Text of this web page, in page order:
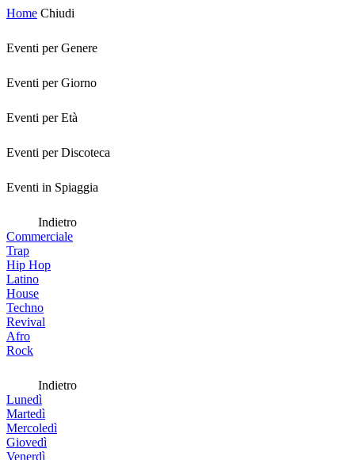
Home Chiudi
Eventi per Genere
Eventi per Giorno
Eventi per Età
Eventi per Discoteca
Eventi in Spiaggia
Indietro
Commerciale
Trap
Hip Hop
Latino
House
Techno
Revival
Afro
Rock
Indietro
Lunedì
Martedì
Mercoledì
Giovedì
Venerdì